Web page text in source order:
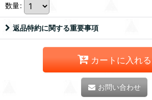
数量:
返品特約に関する重要事項
カートに入れる
お問い合わせ